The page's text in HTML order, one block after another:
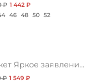
₽ 1 442 ₽
46 48 50 52
Жакет Яркое заявление, браво
₽ 1 549 ₽